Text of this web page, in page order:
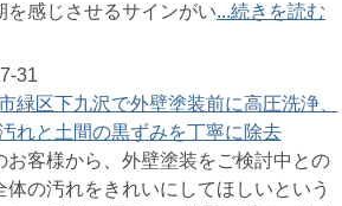
を感じさせるサインがい...続きを読む
31
緑区下九沢で外壁塗装前に高圧洗浄、
れと土間の黒ずみを丁寧に除去
お客様から、外壁塗装をご検討中との
体の汚れをきれいにしてほしいという